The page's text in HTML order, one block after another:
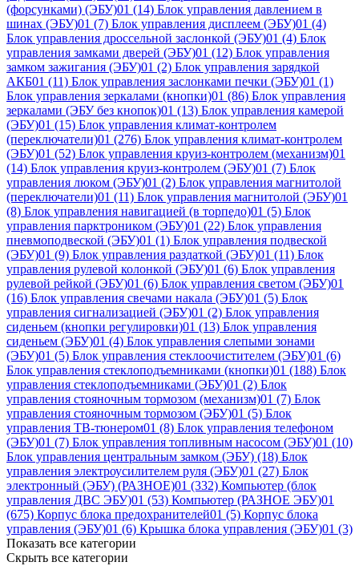
(форсунками) (ЭБУ)01 (14) Блок управления давлением в
шинах (ЭБУ)01 (7) Блок управления дисплеем (ЭБУ)01 (4)
Блок управления дроссельной заслонкой (ЭБУ)01 (4) Блок
управления замками дверей (ЭБУ)01 (12) Блок управления
замком зажигания (ЭБУ)01 (2) Блок управления зарядкой
АКБ01 (11) Блок управления заслонками печки (ЭБУ)01 (1)
Блок управления зеркалами (кнопки)01 (86) Блок управления
зеркалами (ЭБУ без кнопок)01 (13) Блок управления камерой
(ЭБУ)01 (15) Блок управления климат-контролем
(переключатели)01 (276) Блок управления климат-контролем
(ЭБУ)01 (52) Блок управления круиз-контролем (механизм)01
(14) Блок управления круиз-контролем (ЭБУ)01 (7) Блок
управления люком (ЭБУ)01 (2) Блок управления магнитолой
(переключатели)01 (11) Блок управления магнитолой (ЭБУ)01
(8) Блок управления навигацией (в торпедо)01 (5) Блок
управления парктроником (ЭБУ)01 (22) Блок управления
пневмоподвеской (ЭБУ)01 (1) Блок управления подвеской
(ЭБУ)01 (9) Блок управления раздаткой (ЭБУ)01 (11) Блок
управления рулевой колонкой (ЭБУ)01 (6) Блок управления
рулевой рейкой (ЭБУ)01 (6) Блок управления светом (ЭБУ)01
(16) Блок управления свечами накала (ЭБУ)01 (5) Блок
управления сигнализацией (ЭБУ)01 (2) Блок управления
сиденьем (кнопки регулировки)01 (13) Блок управления
сиденьем (ЭБУ)01 (4) Блок управления слепыми зонами
(ЭБУ)01 (5) Блок управления стеклоочистителем (ЭБУ)01 (6)
Блок управления стеклоподъемниками (кнопки)01 (188) Блок
управления стеклоподъемниками (ЭБУ)01 (2) Блок
управления стояночным тормозом (механизм)01 (7) Блок
управления стояночным тормозом (ЭБУ)01 (5) Блок
управления ТВ-тюнером01 (8) Блок управления телефоном
(ЭБУ)01 (7) Блок управления топливным насосом (ЭБУ)01 (10)
Блок управления центральным замком (ЭБУ) (18) Блок
управления электроусилителем руля (ЭБУ)01 (27) Блок
электронный (ЭБУ) (РАЗНОЕ)01 (332) Компьютер (блок
управления ДВС ЭБУ)01 (53) Компьютер (РАЗНОЕ ЭБУ)01
(675) Корпус блока предохранителей01 (5) Корпус блока
управления (ЭБУ)01 (6) Крышка блока управления (ЭБУ)01 (3)
Показать все категории
Скрыть все категории